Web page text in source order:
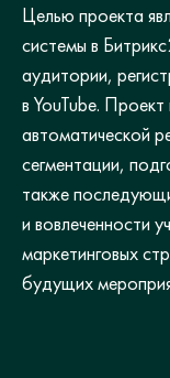
Целью проекта
системы в
аудитории,
в YouTube.
автоматической
сегментации,
также
и вовлеченности
маркетинговых
будущих